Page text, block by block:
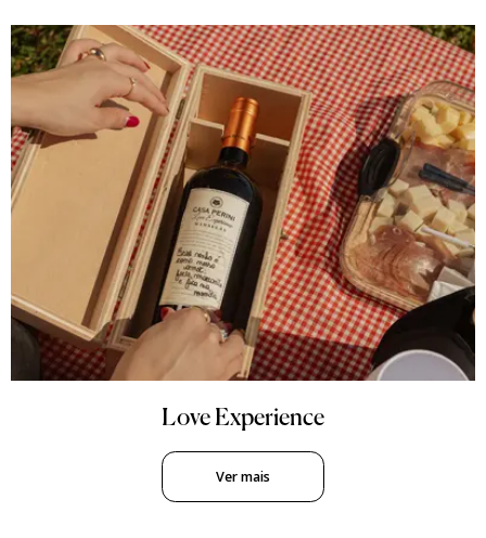
Love Experience
Ver mais